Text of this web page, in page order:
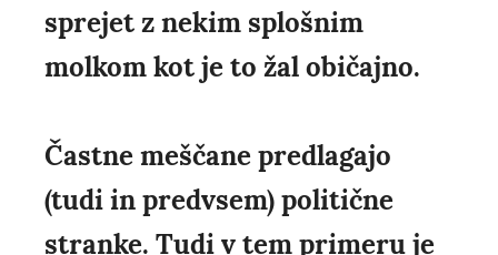
sprejet z nekim splošnim
molkom kot je to žal običajno.
Častne meščane predlagajo
(tudi in predvsem) politične
stranke. Tudi v tem primeru je